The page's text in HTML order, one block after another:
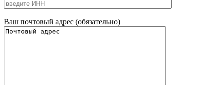
Ваш почтовый адрес (обязательно)